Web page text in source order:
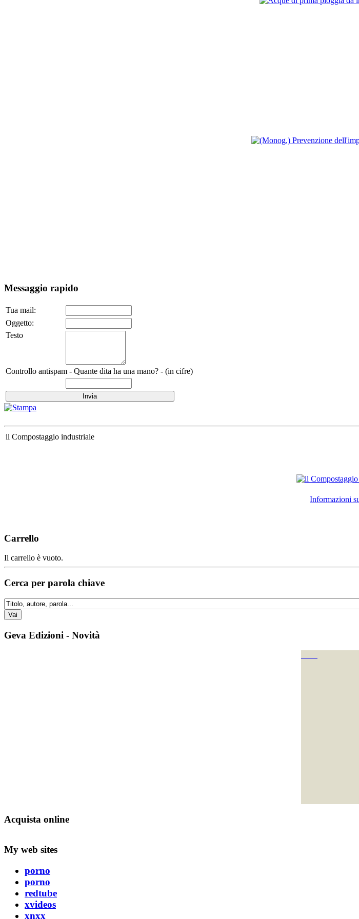
Messaggio rapido
Tua mail:
Oggetto:
Testo
Controllo antispam - Quante dita ha una mano? - (in cifre)
il Compostaggio industriale
Informazioni
Carrello
Il carrello è vuoto.
Cerca per parola chiave
Geva Edizioni - Novità
Acquista online
My web sites
porno
porno
redtube
xvideos
xnxx